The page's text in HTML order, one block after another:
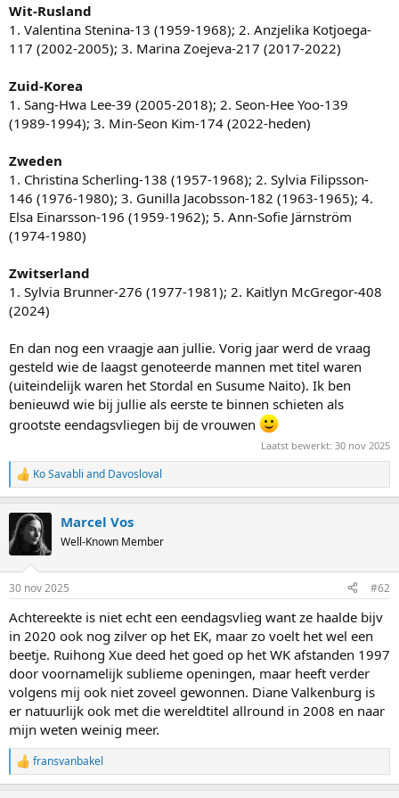
Wit-Rusland
1. Valentina Stenina-13 (1959-1968); 2. Anzjelika Kotjoega-
117 (2002-2005); 3. Marina Zoejeva-217 (2017-2022)
Zuid-Korea
1. Sang-Hwa Lee-39 (2005-2018); 2. Seon-Hee Yoo-139
(1989-1994); 3. Min-Seon Kim-174 (2022-heden)
Zweden
1. Christina Scherling-138 (1957-1968); 2. Sylvia Filipsson-
146 (1976-1980); 3. Gunilla Jacobsson-182 (1963-1965); 4.
Elsa Einarsson-196 (1959-1962); 5. Ann-Sofie Järnström
(1974-1980)
Zwitserland
1. Sylvia Brunner-276 (1977-1981); 2. Kaitlyn McGregor-408
(2024)
En dan nog een vraagje aan jullie. Vorig jaar werd de vraag
gesteld wie de laagst genoteerde mannen met titel waren
(uiteindelijk waren het Stordal en Susume Naito). Ik ben
benieuwd wie bij jullie als eerste te binnen schieten als
grootste eendagsvliegen bij de vrouwen
Laatst bewerkt: 30 nov 2025
R
e
c
t
s
Ko Savabli and Davosloval
Marcel Vos
Well-Known Member
30 nov 2025 #62
Achtereekte is niet echt een eendagsvlieg want ze haalde bijv
in 2020 ook nog zilver op het EK, maar zo voelt het wel een
beetje. Ruihong Xue deed het goed op het WK afstanden 1997
door voornamelijk sublieme openingen, maar heeft verder
volgens mij ook niet zoveel gewonnen. Diane Valkenburg is
er natuurlijk ook met die wereldtitel allround in 2008 en naar
mijn weten weinig meer.
R
e
fransvanbakel